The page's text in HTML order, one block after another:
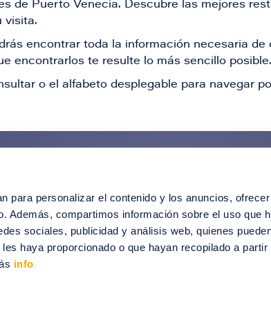
para personalizar el contenido y los anuncios,
Además, compartimos información sobre el uso que
sociales, publicidad y análisis web, quienes
haya proporcionado o que hayan recopilado a partir
info
de Puerto Venecia. Descubre las mejores
visita.
encontrar toda la información necesaria
encontrarlos te resulte lo más sencillo posible.
o el alfabeto desplegable para navegar
de todas nuestras
especiales, descuentos,
SUSCRÍBETE